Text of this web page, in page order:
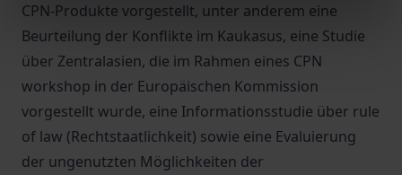
CPN-Produkte vorgestellt, unter anderem eine
Beurteilung der Konflikte im Kaukasus, eine Studie
über Zentralasien, die im Rahmen eines CPN
workshop in der Europäischen Kommission
vorgestellt wurde, eine Informationsstudie über rule
of law (Rechtstaatlichkeit) sowie eine Evaluierung
der ungenutzten Möglichkeiten der